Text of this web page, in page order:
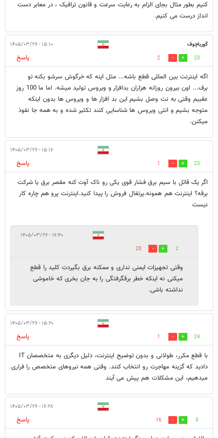
کنیم بطور مثال بجای الزام به رعایت سرعت و قانون ترافیک ، در معابر دست
انداز درست می کنیم.
گورباچوف ۱۵:۱۰ - ۱۴۰۵/۰۳/۲۶
23
2
پاسخ
اگه اینترنت بین المللی قطع باشه... مثل اینه که خرگوش سرشو بکنه تو
برف... اون بیرون روزانه هزاران بدافزار و ویروس تولید میشه. اما ما 100 روز
عقبیم وقتی به نت وصل بشیم این بد افزار ها و ویروس ها بدون اینکه
متوجه بشیم و انتی ویروس ها شناسایی کنند تکثیر شده و به همه جا نفوذ
میکنن.
۱۵:۱۶ - ۱۴۰۵/۰۳/۲۶
23
1
پاسخ
اگر یک قاتل با سیم برق فشار قوی یکی رو ناک آوت کنه مقصر برق یا شرکت
برقه؟ اینترنت هم همونه.پرتغال فروش را پیدا کنید.اینترنت پرو هم چاره کار
نیست
۱۶:۴۰ - ۱۴۰۵/۰۳/۲۶
2
20
وقتی تجهیزات ایمنی نداری و ممکنه برق بگیردت کلید را قطع
میکنی نه اینکه خطر برقگرفتگی را به جان بخری که خاموشی
نداشته باشی.
۱۵:۲۰ - ۱۴۰۵/۰۳/۲۶
24
1
پاسخ
با قطع مکرر، طولانی و بدون توضیح اینترنت، دلیل دیگری به متخصصان IT
دادید که گزینه مهاجرت رو انتخاب کنند. وقتی همه نیروهای متخصص را فراری
میدهیم، این مشکلات هم پیش می آیند‌
۱۶:۲۸ - ۱۴۰۵/۰۳/۲۶
0
16
پاسخ